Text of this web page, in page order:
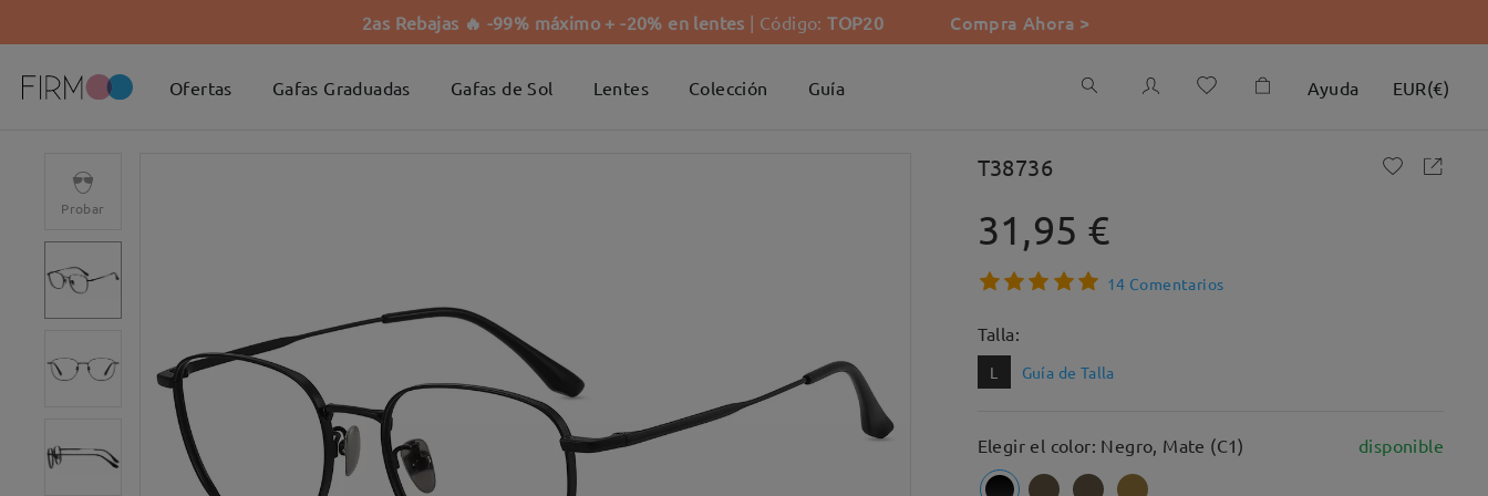
2as Rebajas 🔥 -99% máximo + -20% en lentes | Código:TOP20 Compra Ahora >
Ofertas Gafas Graduadas Gafas de Sol Lentes Colección Guía Ayuda EUR(€)
Probar
T38736
31,95 €
14 Comentarios
Talla:
L Guía de Talla
Elegir el color: Negro, Mate (C1) disponible